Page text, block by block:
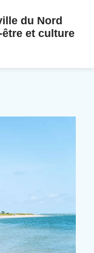
du Nord
et culture